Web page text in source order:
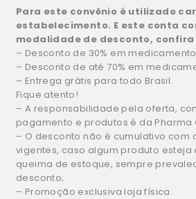
Para este convênio é utilizado
estabelecimento. E este conta
modalidade de desconto, confira
– Desconto de 30% em
– Desconto de até 70% em
– Entrega grátis para todo Brasil.
Fique atento!
– A responsabilidade pela oferta,
pagamento e produtos é da Pharma
– O desconto não é cumulativo com
vigentes, caso algum produto esteja
queima de estoque, sempre
desconto;
– Promoção exclusiva loja física.